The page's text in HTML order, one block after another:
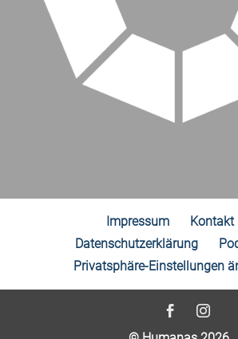
Impressum
Kontakt
Datenschutzerklärung
Privatsphäre-Einstellungen